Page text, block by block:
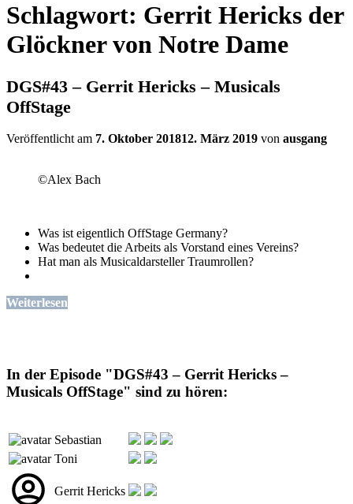
Schlagwort: Gerrit Hericks der
Glöckner von Notre Dame
DGS#43 – Gerrit Hericks – Musicals
OffStage
Veröffentlicht am 7. Oktober 201812. März 2019 von ausgang
©Alex Bach
Was ist eigentlich OffStage Germany?
Was bedeutet die Arbeits als Vorstand eines Vereins?
Hat man als Musicaldarsteller Traumrollen?
Weiterlesen
In der Episode "DGS#43 – Gerrit Hericks –
Musicals OffStage" sind zu hören:
Sebastian
Toni
Gerrit Hericks